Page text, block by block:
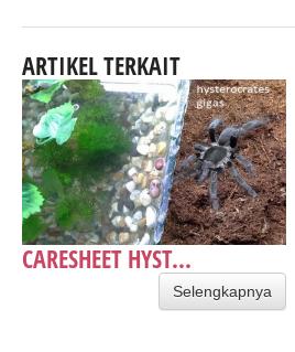
ARTIKEL TERKAIT
CARESHEET HYST...
Selengkapnya